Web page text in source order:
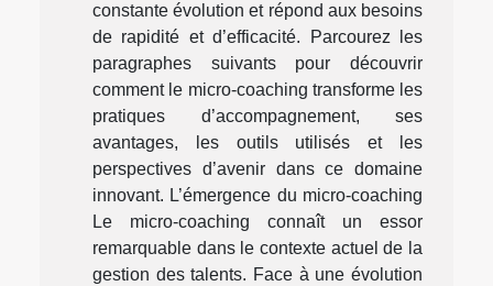
constante évolution et répond aux besoins
de rapidité et d’efficacité. Parcourez les
paragraphes suivants pour découvrir
comment le micro-coaching transforme les
pratiques d’accompagnement, ses
avantages, les outils utilisés et les
perspectives d’avenir dans ce domaine
innovant. L’émergence du micro-coaching
Le micro-coaching connaît un essor
remarquable dans le contexte actuel de la
gestion des talents. Face à une évolution